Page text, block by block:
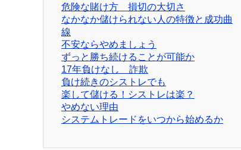
危険な賭け方 損切の大切さ
なかなか儲けられない人の特徴と成功曲
線
不安ならやめましょう
ずっと勝ち続けることが可能か
17年負けなし 詐欺
負け続きのシストレでも
楽して儲ける！シストレは楽？
やめない理由
システムトレードをいつから始めるか